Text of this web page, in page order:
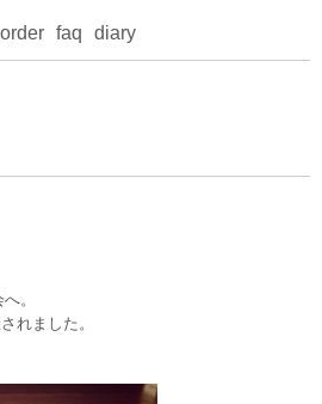
order faq diary
。
れました。